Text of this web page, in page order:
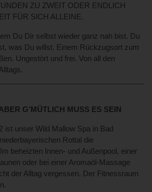
ZU ZWEIT ODER ENDLICH
FÜR SICH ALLEINE.
Du Dir selbst wieder ganz nah bist. Du
was Du willst. Einem Rückzugsort zum
Ungestört und frei. Von all den
G’MÜTLICH MUSS ES SEIN
ist unser Wild Mallow Spa in Bad
Rottal die
beheizten Innen- und Außenpool, einer
oder bei einer Aromaöl-Massage
der Alltag vergessen. Der Fitnessraum